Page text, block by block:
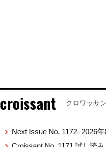
croissant クロワッサン
Next Issue No. 1172- 2026